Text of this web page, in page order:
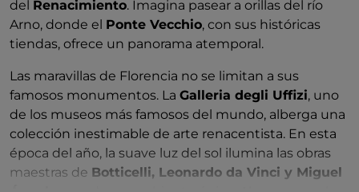
del Renacimiento. Imagina pasear a orillas del río
Arno, donde el Ponte Vecchio, con sus históricas
tiendas, ofrece un panorama atemporal.
Las maravillas de Florencia no se limitan a sus
famosos monumentos. La Galleria degli Uffizi, uno
de los museos más famosos del mundo, alberga una
colección inestimable de arte renacentista. En esta
época del año, la suave luz del sol ilumina las obras
maestras de Botticelli, Leonardo da Vinci y Miguel